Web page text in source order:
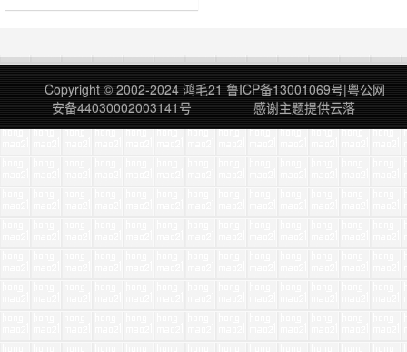
密码都在路由器里面；多次联系通信
多次查询和尝试，无法通过路由器内
部的备份导出密码； 2.不能通过简
单的星号密码查看器查看，因为查看
到的密码永远都是“” 3.抓……
Copyright © 2002-2024 鸿毛21 鲁ICP备13001069号|粤公网
安备44030002003141号
感谢主题提供云落